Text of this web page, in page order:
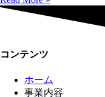
コンテンツ
ホーム
事業内容